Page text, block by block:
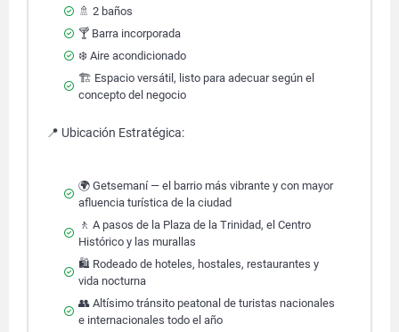
🚿 2 baños
🍸 Barra incorporada
❄️ Aire acondicionado
🏗️ Espacio versátil, listo para adecuar según el
concepto del negocio
📍 Ubicación Estratégica:
🌍 Getsemaní — el barrio más vibrante y con mayor
afluencia turística de la ciudad
🚶 A pasos de la Plaza de la Trinidad, el Centro
Histórico y las murallas
🛍️ Rodeado de hoteles, hostales, restaurantes y
vida nocturna
👥 Altísimo tránsito peatonal de turistas nacionales
e internacionales todo el año